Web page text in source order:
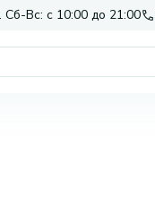
Вс: с 10:00 до 21:00